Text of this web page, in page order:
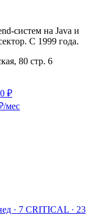
систем на Java и
С 1999 года.
80 стр. 6
₽
мес
· 7 CRITICAL · 23